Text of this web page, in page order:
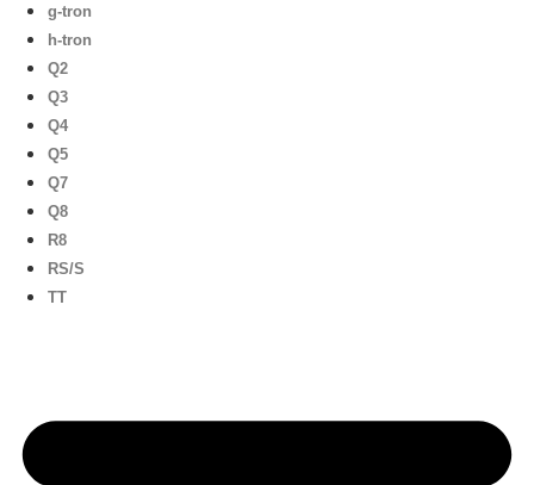
g-tron
h-tron
Q2
Q3
Q4
Q5
Q7
Q8
R8
RS/S
TT